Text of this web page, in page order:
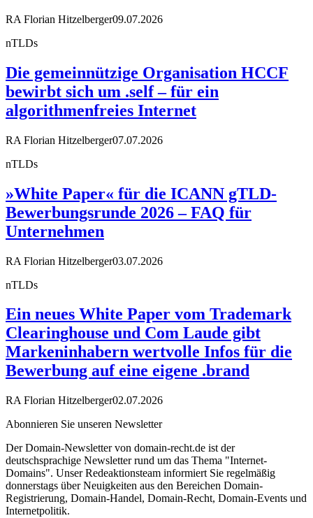
RA Florian Hitzelberger09.07.2026
nTLDs
Die gemeinnützige Organisation HCCF
bewirbt sich um .self – für ein
algorithmenfreies Internet
RA Florian Hitzelberger07.07.2026
nTLDs
»White Paper« für die ICANN gTLD-
Bewerbungsrunde 2026 – FAQ für
Unternehmen
RA Florian Hitzelberger03.07.2026
nTLDs
Ein neues White Paper vom Trademark
Clearinghouse und Com Laude gibt
Markeninhabern wertvolle Infos für die
Bewerbung auf eine eigene .brand
RA Florian Hitzelberger02.07.2026
Abonnieren Sie unseren Newsletter
Der Domain-Newsletter von domain-recht.de ist der
deutschsprachige Newsletter rund um das Thema "Internet-
Domains". Unser Redeaktionsteam informiert Sie regelmäßig
donnerstags über Neuigkeiten aus den Bereichen Domain-
Registrierung, Domain-Handel, Domain-Recht, Domain-Events und
Internetpolitik.